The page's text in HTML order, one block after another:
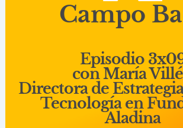
Campo
Episodio
con María
Directora de
Tecnología en
Aladina